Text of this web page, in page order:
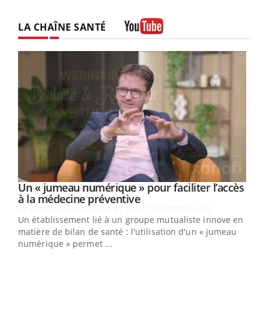
LA CHAÎNE SANTÉ
Youtube
Un « jumeau numérique » pour faciliter l’accès
à la médecine préventiveYoutube
Un établissement lié à un groupe mutualiste innove en
matière de bilan de santé : l'utilisation d'un « jumeau
numérique » permet ...